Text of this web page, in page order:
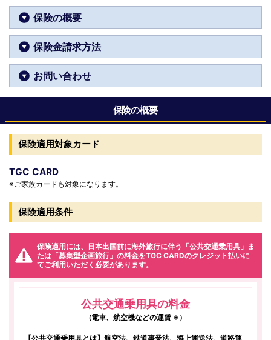
保険の概要
保険金請求方法
お問い合わせ
保険の概要
保険適用対象カード
TGC CARD
※ご家族カードも対象になります。
保険適用条件
保険適用には、日本出国前に海外旅行に伴う「公共交通乗用具」ま
たは「募集型企画旅行」の料金をTGC CARDのクレジット払いに
てご利用いただく必要があります。
公共交通乗用具の料金
（電車、航空機などの運賃 ※）
【公共交通乗用具とは】航空法、鉄道事業法、海上運送法、道路運